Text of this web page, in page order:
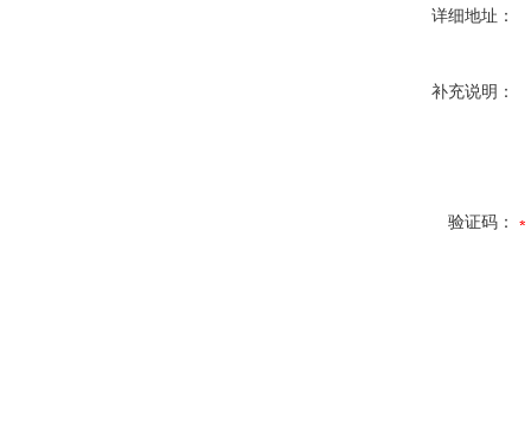
详细地址：
补充说明：
验证码：